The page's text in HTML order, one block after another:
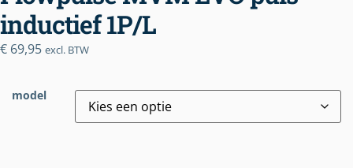
inductief 1P/L
€ 69,95 excl. BTW
model